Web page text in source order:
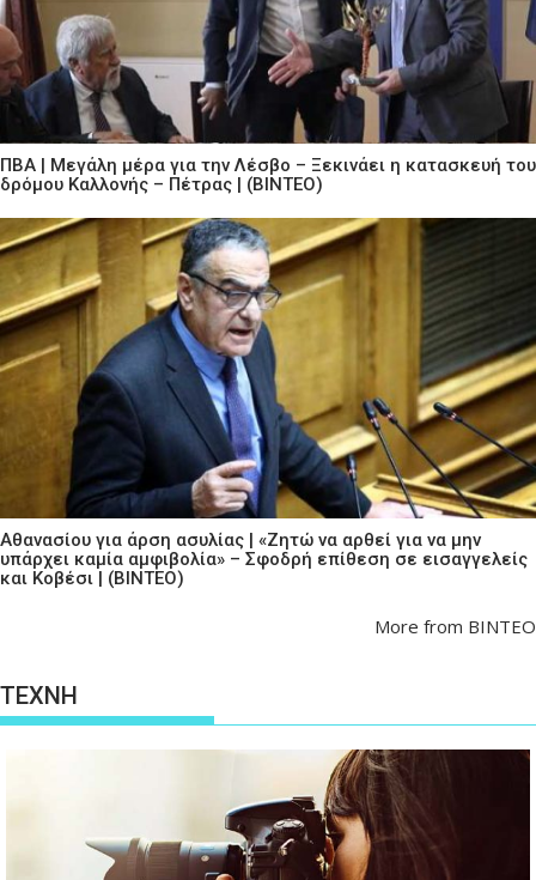
ΠΒΑ | Μεγάλη μέρα για την Λέσβο – Ξεκινάει η κατασκευή του
δρόμου Καλλονής – Πέτρας | (ΒΙΝΤΕΟ)
Αθανασίου για άρση ασυλίας | «Ζητώ να αρθεί για να μην
υπάρχει καμία αμφιβολία» – Σφοδρή επίθεση σε εισαγγελείς
και Κοβέσι | (ΒΙΝΤΕΟ)
More from ΒΙΝΤΕΟ
ΤΕΧΝΗ